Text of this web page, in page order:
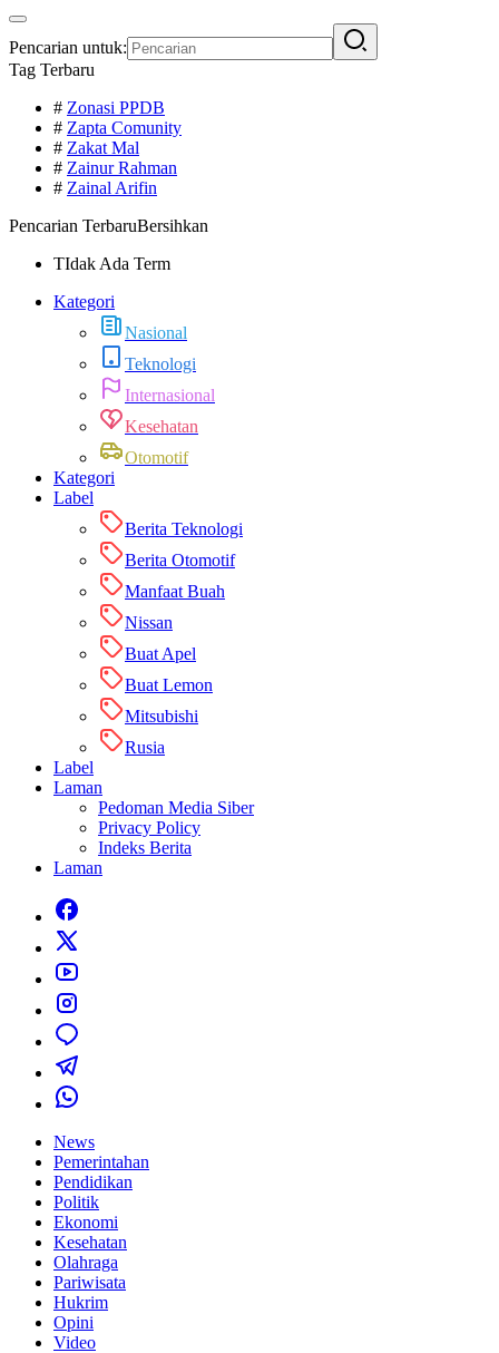
Pencarian untuk:
Tag Terbaru
# Zonasi PPDB
# Zapta Comunity
# Zakat Mal
# Zainur Rahman
# Zainal Arifin
Pencarian TerbaruBersihkan
TIdak Ada Term
Kategori
Nasional
Teknologi
Internasional
Kesehatan
Otomotif
Kategori
Label
Berita Teknologi
Berita Otomotif
Manfaat Buah
Nissan
Buat Apel
Buat Lemon
Mitsubishi
Rusia
Label
Laman
Pedoman Media Siber
Privacy Policy
Indeks Berita
Laman
News
Pemerintahan
Pendidikan
Politik
Ekonomi
Kesehatan
Olahraga
Pariwisata
Hukrim
Opini
Video